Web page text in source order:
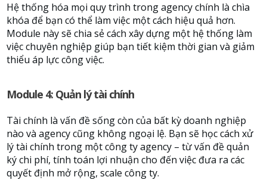
Hệ thống hóa mọi quy trình trong agency chính là chìa
khóa để bạn có thể làm việc một cách hiệu quả hơn.
Module này sẽ chia sẻ cách xây dựng một hệ thống làm
việc chuyên nghiệp giúp bạn tiết kiệm thời gian và giảm
thiểu áp lực công việc.
Module 4: Quản lý tài chính
Tài chính là vấn đề sống còn của bất kỳ doanh nghiệp
nào và agency cũng không ngoại lệ. Bạn sẽ học cách xử
lý tài chính trong một công ty agency – từ vấn đề quản
ký chi phí, tính toán lợi nhuận cho đến việc đưa ra các
quyết định mở rộng, scale công ty.